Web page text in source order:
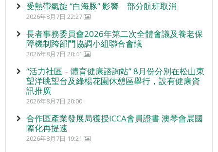
受熱帶氣旋 “白海豚” 影響 部分航班取消
2026年8月7日 22:27
長者事務委員會2026年第二次全體會議及養老保
障機制跨部門協調小組聯合會議
2026年8月7日 20:41
“活力社區 – 體育健康諮詢站” 8月份分別在松山東
望洋眺望台及綠楊花園休憩區舉行，設有健康資
訊推廣
2026年8月7日 20:00
合作區產業發展局獲授ICCA會員證書 澳琴會展國
際化再提速
2026年8月7日 19:21